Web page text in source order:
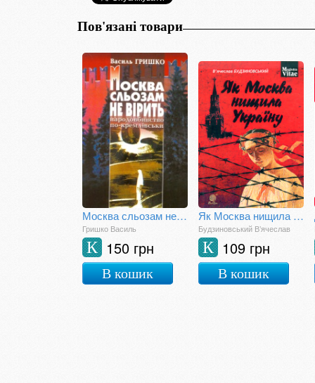
Пов'язані товари
Москва сльозам не вірить (голодомор в Україні)
Гришко Василь
150 грн
К
В кошик
Як Москва нищила Україну
Будзиновський В’ячеслав
109 грн
К
В кошик